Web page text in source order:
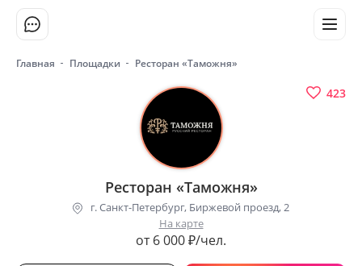
Главная Площадки Ресторан «Таможня»
423
Ресторан «Таможня»
г. Санкт-Петербург, Биржевой проезд, 2
На карте
от 6 000 ₽/чел.